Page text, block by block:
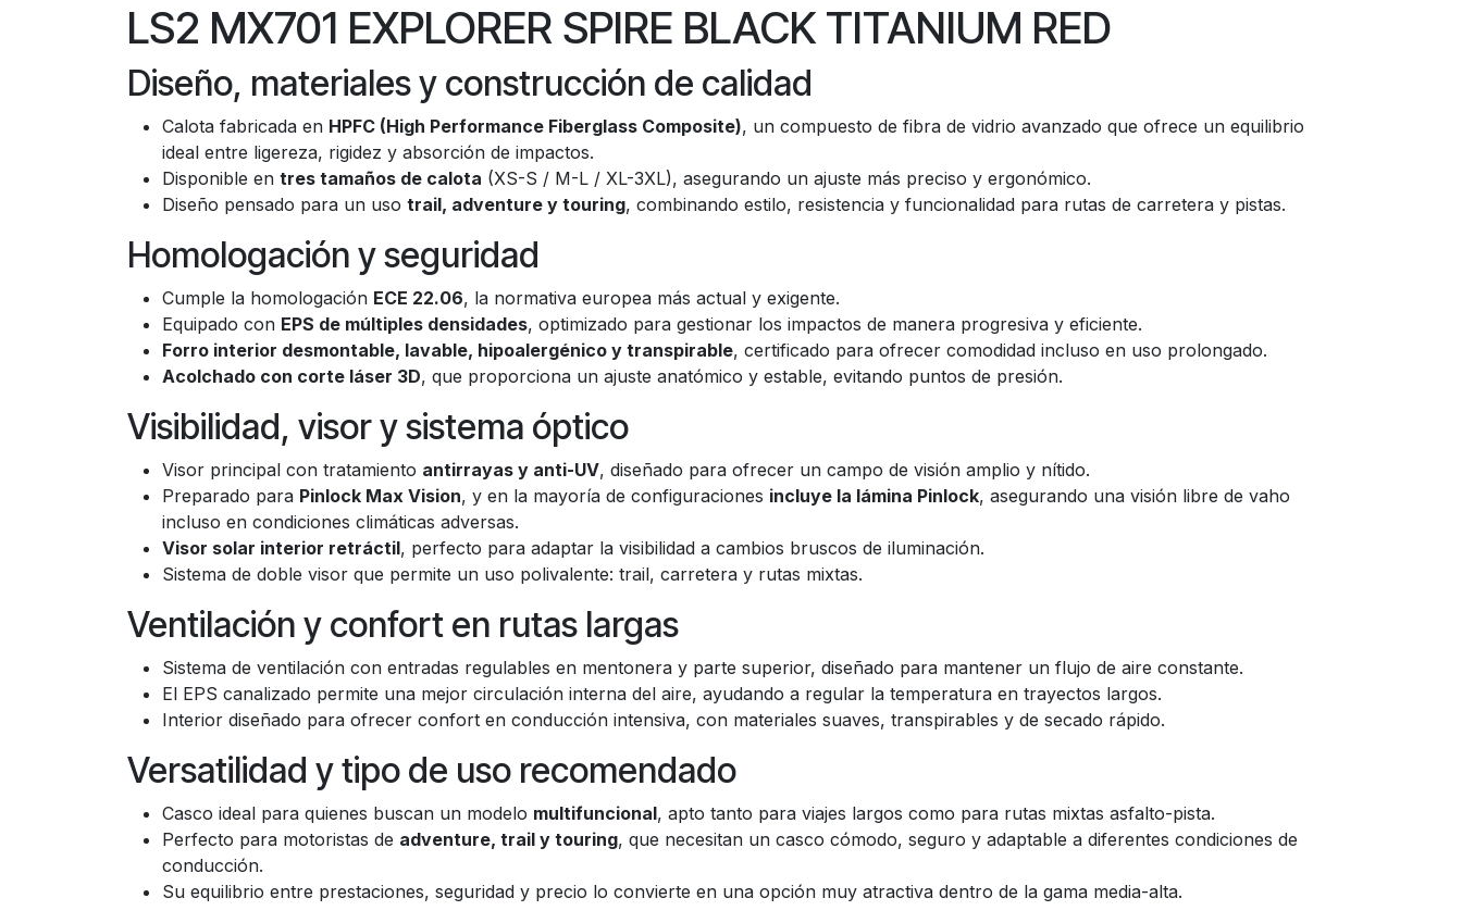
LS2 MX701 EXPLORER SPIRE BLACK TITANIUM RED
Diseño, materiales y construcción de calidad
Calota fabricada en HPFC (High Performance Fiberglass Composite), un compuesto de fibra de vidrio avanzado que ofrece un equilibrio
ideal entre ligereza, rigidez y absorción de impactos.
Disponible en tres tamaños de calota (XS-S / M-L / XL-3XL), asegurando un ajuste más preciso y ergonómico.
Diseño pensado para un uso trail, adventure y touring, combinando estilo, resistencia y funcionalidad para rutas de carretera y pistas.
Homologación y seguridad
Cumple la homologación ECE 22.06, la normativa europea más actual y exigente.
Equipado con EPS de múltiples densidades, optimizado para gestionar los impactos de manera progresiva y eficiente.
Forro interior desmontable, lavable, hipoalergénico y transpirable, certificado para ofrecer comodidad incluso en uso prolongado.
Acolchado con corte láser 3D, que proporciona un ajuste anatómico y estable, evitando puntos de presión.
Visibilidad, visor y sistema óptico
Visor principal con tratamiento antirrayas y anti-UV, diseñado para ofrecer un campo de visión amplio y nítido.
Preparado para Pinlock Max Vision, y en la mayoría de configuraciones incluye la lámina Pinlock, asegurando una visión libre de vaho
incluso en condiciones climáticas adversas.
Visor solar interior retráctil, perfecto para adaptar la visibilidad a cambios bruscos de iluminación.
Sistema de doble visor que permite un uso polivalente: trail, carretera y rutas mixtas.
Ventilación y confort en rutas largas
Sistema de ventilación con entradas regulables en mentonera y parte superior, diseñado para mantener un flujo de aire constante.
El EPS canalizado permite una mejor circulación interna del aire, ayudando a regular la temperatura en trayectos largos.
Interior diseñado para ofrecer confort en conducción intensiva, con materiales suaves, transpirables y de secado rápido.
Versatilidad y tipo de uso recomendado
Casco ideal para quienes buscan un modelo multifuncional, apto tanto para viajes largos como para rutas mixtas asfalto-pista.
Perfecto para motoristas de adventure, trail y touring, que necesitan un casco cómodo, seguro y adaptable a diferentes condiciones de
conducción.
Su equilibrio entre prestaciones, seguridad y precio lo convierte en una opción muy atractiva dentro de la gama media-alta.